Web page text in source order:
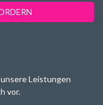
Leistungen
vor.